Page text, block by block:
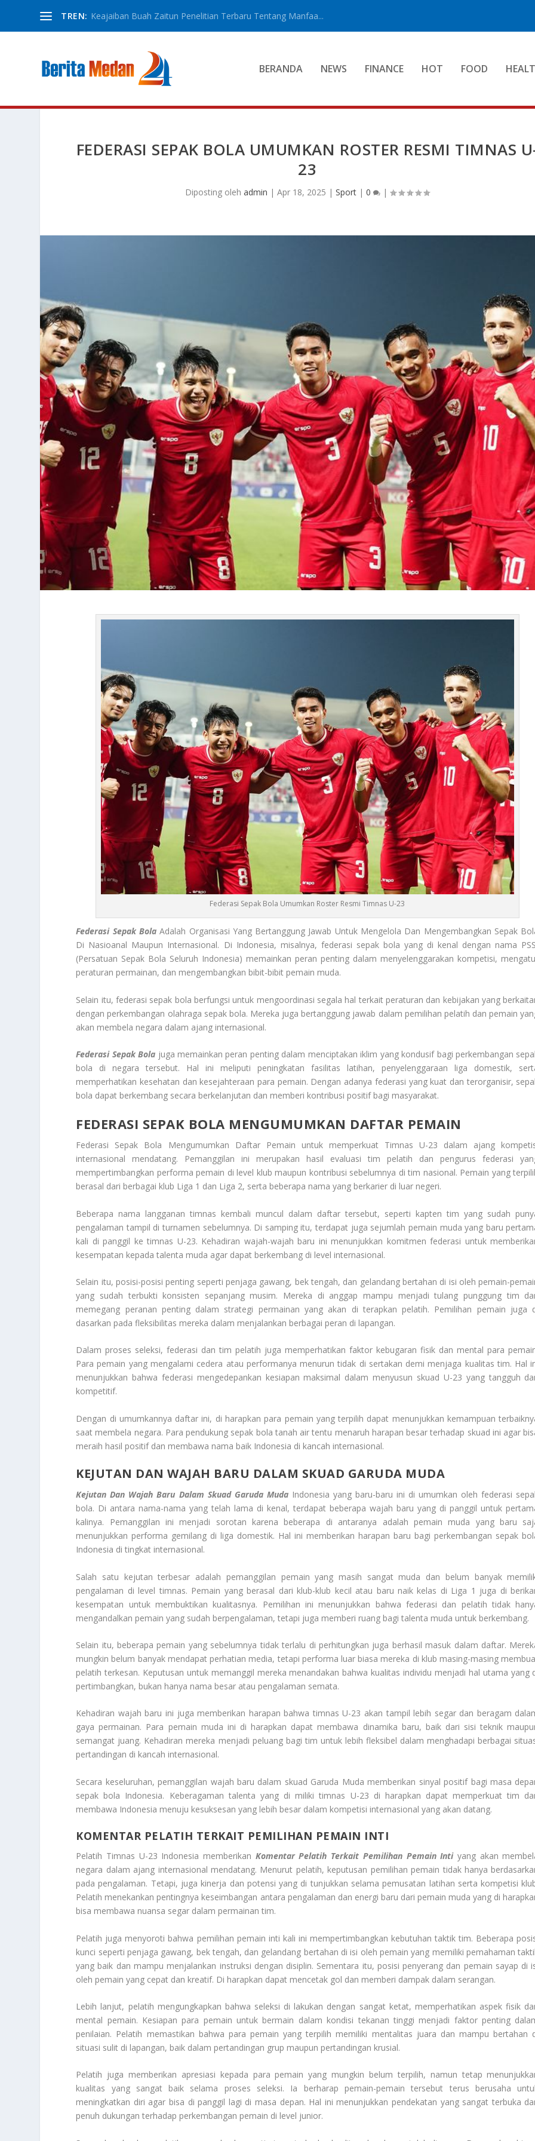
TREN: Keajaiban Buah Zaitun Penelitian Terbaru Tentang Manfaa...
BERANDA NEWS FINANCE HOT FOOD
FEDERASI SEPAK BOLA UMUMKAN ROSTER RESMI TIMNAS
23
Diposting olehadmin |Apr 18, 2025 |Sport |0 |
Federasi Sepak Bola Umumkan Roster Resmi Timnas U-23
Federasi Sepak BolaAdalah Organisasi Yang Bertanggung Jawab Untuk Mengelola Dan Mengembangkan Sepak
Di Nasioanal Maupun Internasional. Di Indonesia, misalnya, federasi sepak bola yang di kenal dengan nama
(Persatuan Sepak Bola Seluruh Indonesia) memainkan peran penting dalam menyelenggarakan kompetisi,
peraturan permainan, dan mengembangkan bibit-bibit pemain muda.
Selain itu, federasi sepak bola berfungsi untuk mengoordinasi segala hal terkait peraturan dan kebijakan yang
dengan perkembangan olahraga sepak bola. Mereka juga bertanggung jawab dalam pemilihan pelatih dan pemain
akan membela negara dalam ajang internasional.
Federasi Sepak Bola juga memainkan peran penting dalam menciptakan iklim yang kondusif bagi perkembangan
bola di negara tersebut. Hal ini meliputi peningkatan fasilitas latihan, penyelenggaraan liga domestik,
memperhatikan kesehatan dan kesejahteraan para pemain. Dengan adanya federasi yang kuat dan terorganisir,
bola dapat berkembang secara berkelanjutan dan memberi kontribusi positif bagi masyarakat.
FEDERASI SEPAK BOLA MENGUMUMKAN DAFTAR PEMAIN
Federasi Sepak Bola Mengumumkan Daftar Pemain untuk memperkuat Timnas U-23 dalam ajang
internasional mendatang. Pemanggilan ini merupakan hasil evaluasi tim pelatih dan pengurus federasi
mempertimbangkan performa pemain di level klub maupun kontribusi sebelumnya di tim nasional. Pemain yang
berasal dari berbagai klub Liga 1 dan Liga 2, serta beberapa nama yang berkarier di luar negeri.
Beberapa nama langganan timnas kembali muncul dalam daftar tersebut, seperti kapten tim yang sudah
pengalaman tampil di turnamen sebelumnya. Di samping itu, terdapat juga sejumlah pemain muda yang baru
kali di panggil ke timnas U-23. Kehadiran wajah-wajah baru ini menunjukkan komitmen federasi untuk
kesempatan kepada talenta muda agar dapat berkembang di level internasional.
Selain itu, posisi-posisi penting seperti penjaga gawang, bek tengah, dan gelandang bertahan di isi oleh pemain-
yang sudah terbukti konsisten sepanjang musim. Mereka di anggap mampu menjadi tulang punggung tim
memegang peranan penting dalam strategi permainan yang akan di terapkan pelatih. Pemilihan pemain juga
dasarkan pada fleksibilitas mereka dalam menjalankan berbagai peran di lapangan.
Dalam proses seleksi, federasi dan tim pelatih juga memperhatikan faktor kebugaran fisik dan mental para
Para pemain yang mengalami cedera atau performanya menurun tidak di sertakan demi menjaga kualitas tim. Hal
menunjukkan bahwa federasi mengedepankan kesiapan maksimal dalam menyusun skuad U-23 yang tangguh
kompetitif.
Dengan di umumkannya daftar ini, di harapkan para pemain yang terpilih dapat menunjukkan kemampuan
saat membela negara. Para pendukung sepak bola tanah air tentu menaruh harapan besar terhadap skuad ini agar
meraih hasil positif dan membawa nama baik Indonesia di kancah internasional.
KEJUTAN DAN WAJAH BARU DALAM SKUAD GARUDA MUDA
Kejutan Dan Wajah Baru Dalam Skuad Garuda MudaIndonesia yang baru-baru ini di umumkan oleh federasi
bola. Di antara nama-nama yang telah lama di kenal, terdapat beberapa wajah baru yang di panggil untuk
kalinya. Pemanggilan ini menjadi sorotan karena beberapa di antaranya adalah pemain muda yang baru
menunjukkan performa gemilang di liga domestik. Hal ini memberikan harapan baru bagi perkembangan sepak
Indonesia di tingkat internasional.
Salah satu kejutan terbesar adalah pemanggilan pemain yang masih sangat muda dan belum banyak
pengalaman di level timnas. Pemain yang berasal dari klub-klub kecil atau baru naik kelas di Liga 1 juga di
kesempatan untuk membuktikan kualitasnya. Pemilihan ini menunjukkan bahwa federasi dan pelatih tidak
mengandalkan pemain yang sudah berpengalaman, tetapi juga memberi ruang bagi talenta muda untuk berkembang.
Selain itu, beberapa pemain yang sebelumnya tidak terlalu di perhitungkan juga berhasil masuk dalam daftar.
mungkin belum banyak mendapat perhatian media, tetapi performa luar biasa mereka di klub masing-masing
pelatih terkesan. Keputusan untuk memanggil mereka menandakan bahwa kualitas individu menjadi hal utama yang
pertimbangkan, bukan hanya nama besar atau pengalaman semata.
Kehadiran wajah baru ini juga memberikan harapan bahwa timnas U-23 akan tampil lebih segar dan beragam
gaya permainan. Para pemain muda ini di harapkan dapat membawa dinamika baru, baik dari sisi teknik
semangat juang. Kehadiran mereka menjadi peluang bagi tim untuk lebih fleksibel dalam menghadapi berbagai
pertandingan di kancah internasional.
Secara keseluruhan, pemanggilan wajah baru dalam skuad Garuda Muda memberikan sinyal positif bagi masa
sepak bola Indonesia. Keberagaman talenta yang di miliki timnas U-23 di harapkan dapat memperkuat tim
membawa Indonesia menuju kesuksesan yang lebih besar dalam kompetisi internasional yang akan datang.
KOMENTAR PELATIH TERKAIT PEMILIHAN PEMAIN INTI
Pelatih Timnas U-23 Indonesia memberikan Komentar Pelatih Terkait Pemilihan Pemain Intiyang akan
negara dalam ajang internasional mendatang. Menurut pelatih, keputusan pemilihan pemain tidak hanya
pada pengalaman. Tetapi, juga kinerja dan potensi yang di tunjukkan selama pemusatan latihan serta kompetisi
Pelatih menekankan pentingnya keseimbangan antara pengalaman dan energi baru dari pemain muda yang di
bisa membawa nuansa segar dalam permainan tim.
Pelatih juga menyoroti bahwa pemilihan pemain inti kali ini mempertimbangkan kebutuhan taktik tim. Beberapa
kunci seperti penjaga gawang, bek tengah, dan gelandang bertahan di isi oleh pemain yang memiliki pemahaman
yang baik dan mampu menjalankan instruksi dengan disiplin. Sementara itu, posisi penyerang dan pemain sayap di
oleh pemain yang cepat dan kreatif. Di harapkan dapat mencetak gol dan memberi dampak dalam serangan.
Lebih lanjut, pelatih mengungkapkan bahwa seleksi di lakukan dengan sangat ketat, memperhatikan aspek fisik
mental pemain. Kesiapan para pemain untuk bermain dalam kondisi tekanan tinggi menjadi faktor penting
penilaian. Pelatih memastikan bahwa para pemain yang terpilih memiliki mentalitas juara dan mampu bertahan
situasi sulit di lapangan, baik dalam pertandingan grup maupun pertandingan krusial.
Pelatih juga memberikan apresiasi kepada para pemain yang mungkin belum terpilih, namun tetap
kualitas yang sangat baik selama proses seleksi. Ia berharap pemain-pemain tersebut terus berusaha
meningkatkan diri agar bisa di panggil lagi di masa depan. Hal ini menunjukkan pendekatan yang sangat terbuka
penuh dukungan terhadap perkembangan pemain di level junior.